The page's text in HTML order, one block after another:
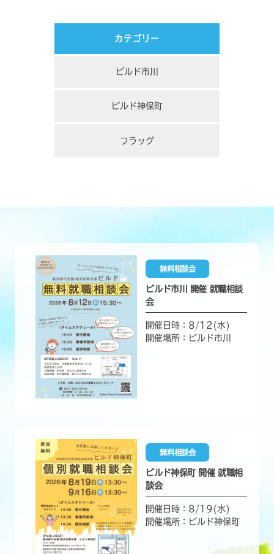
カテゴリー
ビルド市川
ビルド神保町
フラッグ
無料相談会
ビルド市川 開催 就職相談
会
開催日時：8/12(水)
開催場所：ビルド市川
無料相談会
ビルド神保町 開催 就職相
談会
開催日時：8/19(水)
開催場所：ビルド神保町